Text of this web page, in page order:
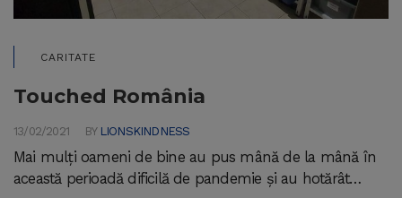
CARITATE
Touched România
13/02/2021 BY LIONSKINDNESS
Mai mulți oameni de bine au pus mână de la mână în
această perioadă dificilă de pandemie și au hotărât…